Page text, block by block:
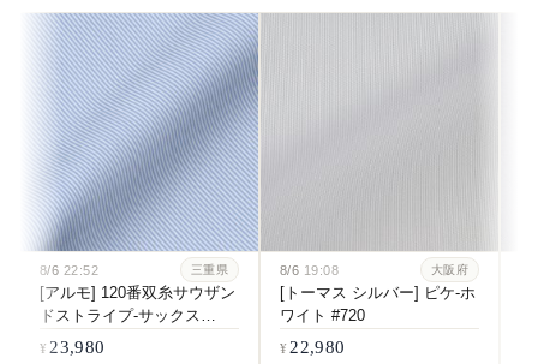
8/6 22:52 三重県
[アルモ] 120番双糸サウザン
ドストライプ-サックス
#6084
23,980
8/6 19:08 大阪府
[トーマス シルバー] ピケ-ホ
ワイト #720
22,980